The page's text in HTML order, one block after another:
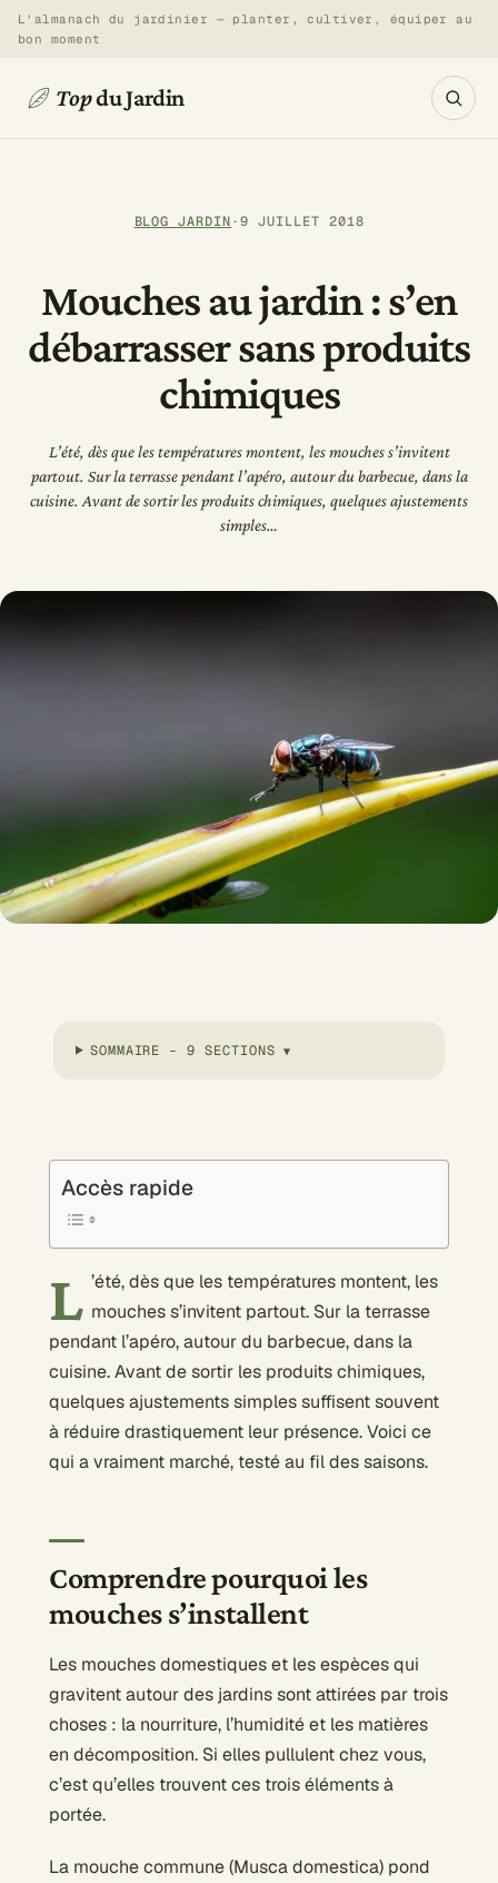
AllerL’almanach du jardinier — planter, cultiver, équiper au
bon moment
Topdu Jardin
BLOG JARDIN·9 JUILLET 2018
Mouches au jardin : s’en
débarrasser sans produits
chimiques
L’été, dès que les températures montent, les mouches s’invitent
partout. Sur la terrasse pendant l’apéro, autour du barbecue, dans la
cuisine. Avant de sortir les produits chimiques, quelques ajustements
simples…
SOMMAIRE - 9 SECTIONS
Accès rapide
L ’été, dès que les températures montent, les
mouches s’invitent partout. Sur la terrasse
pendant l’apéro, autour du barbecue, dans la
cuisine. Avant de sortir les produits chimiques,
quelques ajustements simples suffisent souvent
à réduire drastiquement leur présence. Voici ce
qui a vraiment marché, testé au fil des saisons.
Comprendre pourquoi les
mouches s’installent
Les mouches domestiques et les espèces qui
gravitent autour des jardins sont attirées par trois
choses : la nourriture, l’humidité et les matières
en décomposition. Si elles pullulent chez vous,
c’est qu’elles trouvent ces trois éléments à
portée.
La mouche commune (Musca domestica) pond